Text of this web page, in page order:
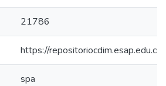
21786
https://
spa